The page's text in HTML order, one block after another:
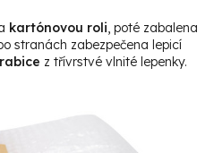
kartónovou roli, poté zabalena
stranách zabezpečena lepicí
z třívrstvé vlnité lepenky.